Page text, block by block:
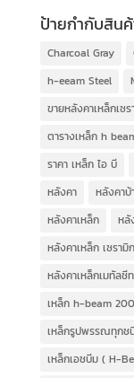
ป้ายกำกับสิน
Charcoal Gray
h-eeam Steel
ขายหลังคาเหล็กเซ
ตารางเหล็ก h
ราคา เหล็ก ไอ บี
หลังคา
หลังคาบ้
หลังคาเหล็ก
หลั
หลังคาเหล็ก เซรามิก
หลังคาเหล็กเมทัลชีท
เหล็ก h-beam
เหล็กรูปพรรณทุกช
เหล็กเอชบีม ( H-